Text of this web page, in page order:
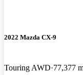
2022 Mazda CX-9
Touring AWD 77,377